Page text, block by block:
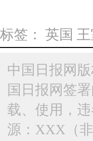
标签： 英国
中国日报网
国日报网签
载、使用，
源：XXX（